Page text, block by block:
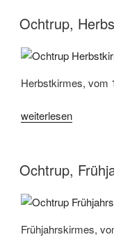
Ochtrup,
Herbstkirmes, vom
„Ochtrup,
weiterlesen
Ochtrup,
Frühjahrskirmes,